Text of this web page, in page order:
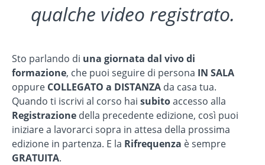
qualche video registrato.
Sto parlando di una giornata dal vivo di
formazione, che puoi seguire di persona IN SALA
oppure COLLEGATO a DISTANZA da casa tua.
Quando ti iscrivi al corso hai subitoaccesso alla
Registrazione della precedente edizione, così puoi
iniziare a lavorarci sopra in attesa della prossima
edizione in partenza. E la Rifrequenza è sempre
GRATUITA.